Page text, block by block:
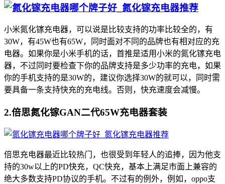
小米氮化镓充电器，可以说是比较支持的功率比较全的，有
30W，有45W也有65W，同时面对不同的品牌也有相对应的充
电器。如果你是小米手机的话，首推是适用小米的氮化镓充电
器，不过同时要检查下你的品牌支持是多少功率的充电，如果
你的手机支持的是30W的，建议你选择30W的就可以，同时需
要具备一条支持快充的充电线。否则，快充速度会减慢。
2.倍思氮化镓GAN二代65W充电器套装
倍思充电器最近比较热门，也很受到年轻人的追捧，因为他支
持的30w以上的PD快充，QC快充，基本上满足市面上兼容的
绝大多数支持PD协议的手机。不过有的例外，例如，oppo支